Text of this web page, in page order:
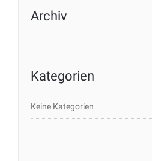
Archiv
Kategorien
Keine Kategorien